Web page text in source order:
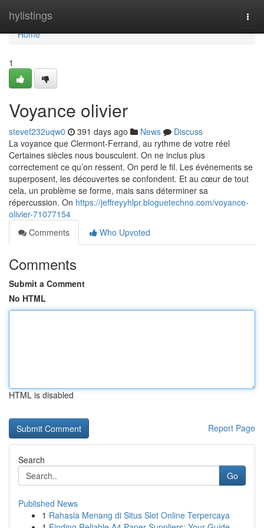
hylistings
Home
Home
1
Voyance olivier
stevef232uqw0 391 days ago News
Discuss
La voyance que Clermont-Ferrand, au rythme de votre réel
Certaines siècles nous bousculent. On ne inclus plus
correctement ce qu’on ressent. On perd le fil. Les événements se
superposent, les découvertes se confondent. Et au cœur de tout
cela, un problème se forme, mais sans déterminer sa
répercussion. On https://jeffreyyhlpr.bloguetechno.com/voyance-
olivier-71077154
Comments
Who Upvoted
Comments
Submit a Comment
No HTML
HTML is disabled
Report Page
Search
Go
Published News
1 Rahasia Menang di Situs Slot Online Terpercaya